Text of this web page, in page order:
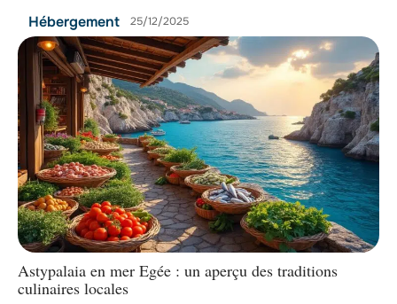
Hébergement 25/12/2025
Astypalaia en mer Egée : un aperçu des traditions
culinaires locales